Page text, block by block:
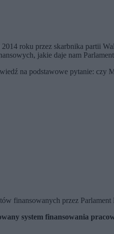
roku przez skarbnika partii
jakie daje nam
na podstawowe pytanie: czy
finansowanych przez
system finansowania